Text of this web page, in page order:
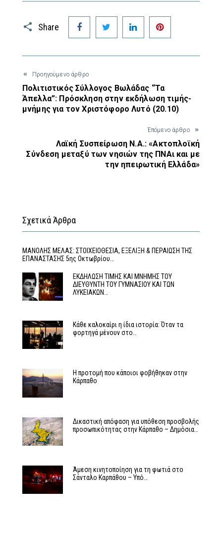
Share
Facebook Twitter LinkedIn
Προηγούμενο άρθρο
Πολιτιστικός Σύλλογος Βωλάδας “Τα
Άπελλα”: Πρόσκληση στην εκδήλωση τιμής-
μνήμης για τον Χριστόφορο Λυτό (20.10)
Έπόμενο άρθρο
Λαϊκή Συσπείρωση Ν.Α.: «Ακτοπλοϊκή
Σύνδεση μεταξύ των νησιών της ΠΝΑι και με
την ηπειρωτική Ελλάδα»
Σχετικά Άρθρα
MΑΝΟΛΗΣ ΜΕΛΑΣ: ΣΤΟΙΧΕΙΟΘΕΣΙΑ, ΕΞΕΛΙΞΗ & ΠΕΡΑΙΩΣΗ ΤΗΣ
ΕΠΑΝΑΣΤΑΣΗΣ 5ης Οκτωβρίου…
ΕΚΔΗΛΩΣΗ ΤΙΜΗΣ ΚΑΙ ΜΝΗΜΗΣ ΤΟΥ
ΔΙΕΥΘΥΝΤΗ ΤΟΥ ΓΥΜΝΑΣΙΟΥ ΚΑΙ ΤΩΝ
ΛΥΚΕΙΑΚΩΝ…
Κάθε καλοκαίρι η ίδια ιστορία: Όταν τα
φορτηγά μένουν στο…
Η προτομή που κάποιοι φοβήθηκαν στην
Κάρπαθο
Δικαστική απόφαση για υπόθεση προσβολής
προσωπικότητας στην Κάρπαθο – Δημόσια…
Άμεση κινητοποίηση για τη φωτιά στο
Σάνταλο Καρπάθου – Υπό…